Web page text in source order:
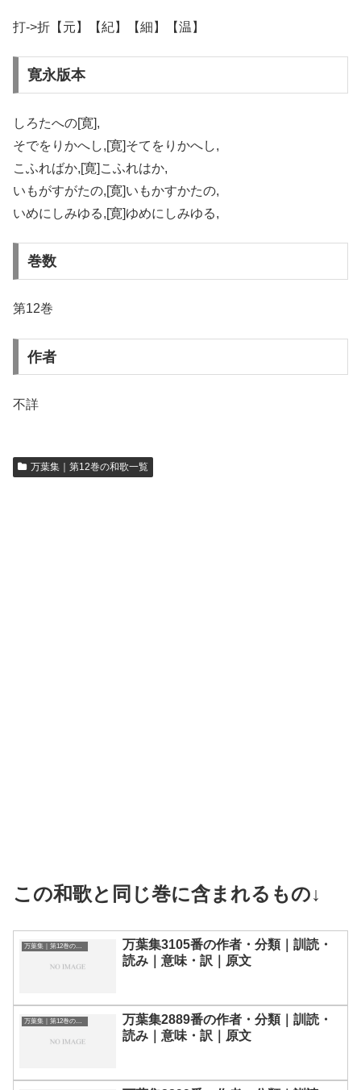
打->折【元】【紀】【細】【温】
寛永版本
しろたへの[寛],
そでをりかへし,[寛]そてをりかへし,
こふればか,[寛]こふれはか,
いもがすがたの,[寛]いもかすかたの,
いめにしみゆる,[寛]ゆめにしみゆる,
巻数
第12巻
作者
不詳
万葉集｜第12巻の和歌一覧
この和歌と同じ巻に含まれるもの↓
万葉集｜第12巻の和歌一覧
万葉集3105番の作者・分類｜訓読・
読み｜意味・訳｜原文
万葉集｜第12巻の和歌一覧
万葉集2889番の作者・分類｜訓読・
読み｜意味・訳｜原文